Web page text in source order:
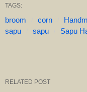
TAGS:
broom corn
sapu
sapu Sapu
RELATED POST